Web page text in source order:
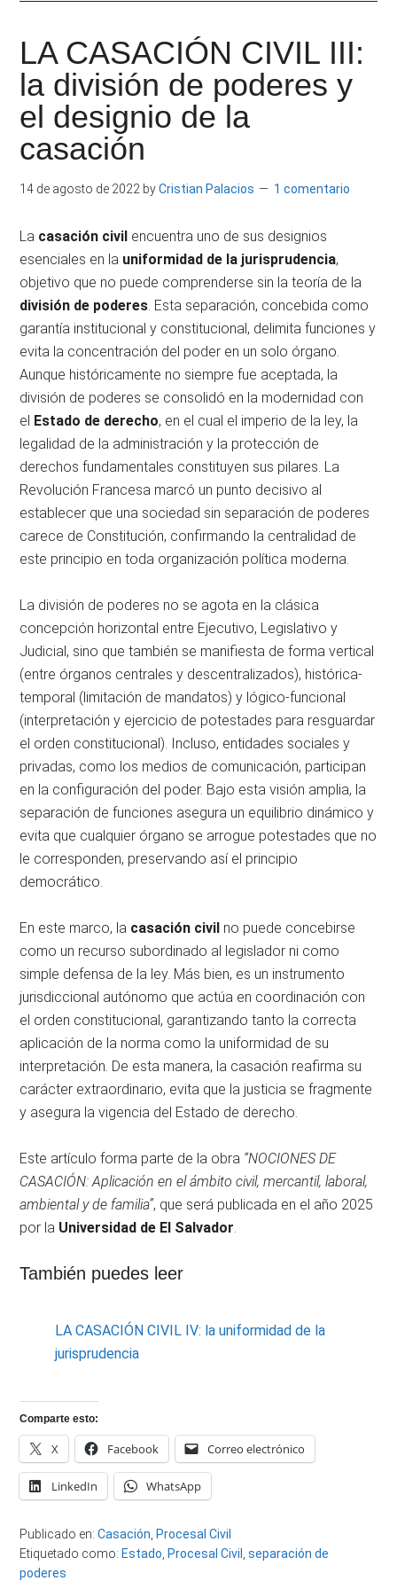
Escritor
e
Investigador
por
la
Universidad
Carlos
III
Madrid.
LA CASACIÓN CIVIL III:
la división de poderes y
el designio de la
casación
14 de agosto de 2022 byCristian Palacios 1 comentario
La casación civil encuentra uno de sus designios
esenciales en la uniformidad de la jurisprudencia,
objetivo que no puede comprenderse sin la teoría de la
división de poderes . Esta separación, concebida como
garantía institucional y constitucional, delimita funciones y
evita la concentración del poder en un solo órgano.
Aunque históricamente no siempre fue aceptada, la
división de poderes se consolidó en la modernidad con
el Estado de derecho, en el cual el imperio de la ley, la
legalidad de la administración y la protección de
derechos fundamentales constituyen sus pilares. La
Revolución Francesa marcó un punto decisivo al
establecer que una sociedad sin separación de poderes
carece de Constitución, confirmando la centralidad de
este principio en toda organización política moderna.
La división de poderes no se agota en la clásica
concepción horizontal entre Ejecutivo, Legislativo y
Judicial, sino que también se manifiesta de forma vertical
(entre órganos centrales y descentralizados), histórica-
temporal (limitación de mandatos) y lógico-funcional
(interpretación y ejercicio de potestades para resguardar
el orden constitucional). Incluso, entidades sociales y
privadas, como los medios de comunicación, participan
en la configuración del poder. Bajo esta visión amplia, la
separación de funciones asegura un equilibrio dinámico y
evita que cualquier órgano se arrogue potestades que no
le corresponden, preservando así el principio
democrático.
En este marco, la casación civil no puede concebirse
como un recurso subordinado al legislador ni como
simple defensa de la ley. Más bien, es un instrumento
jurisdiccional autónomo que actúa en coordinación con
el orden constitucional, garantizando tanto la correcta
aplicación de la norma como la uniformidad de su
interpretación. De esta manera, la casación reafirma su
carácter extraordinario, evita que la justicia se fragmente
y asegura la vigencia del Estado de derecho.
Este artículo forma parte de la obra “NOCIONES DE
CASACIÓN: Aplicación en el ámbito civil, mercantil, laboral,
ambiental y de familia”, que será publicada en el año 2025
por la Universidad de El Salvador
También puedes leer
LA CASACIÓN CIVIL IV: la uniformidad de la
jurisprudencia
Comparte esto:
X Facebook Correo electrónico
LinkedIn WhatsApp
Publicado en:Casación Procesal Civil
Etiquetado como: Estado Procesal Civil ,separación de
poderes